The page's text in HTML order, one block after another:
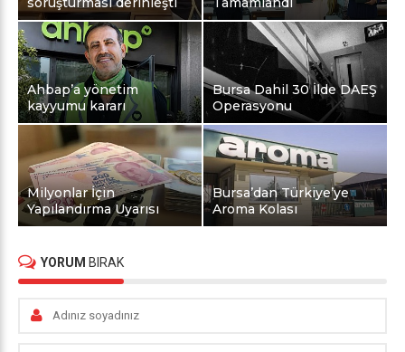
Ahbap’a yönetim
kayyumu kararı
Bursa Dahil 30 İlde DAEŞ
Operasyonu
Milyonlar İçin
Yapılandırma Uyarısı
Bursa’dan Türkiye’ye
Aroma Kolası
YORUM BIRAK